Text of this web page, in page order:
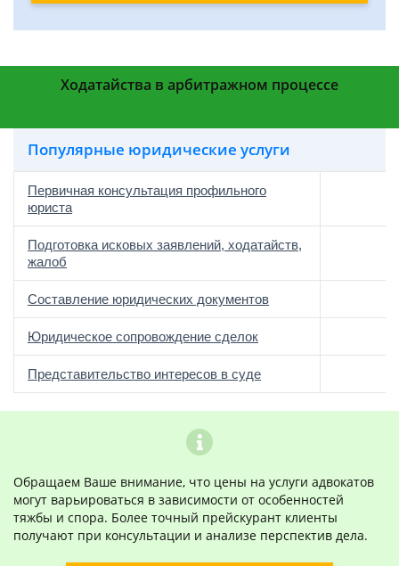
Ходатайства в арбитражном процессе
Популярные юридические услуги
Первичная консультация профильного
юриста
Подготовка исковых заявлений, ходатайств,
жалоб
Составление юридических документов
Юридическое сопровождение сделок
Представительство интересов в суде
Обращаем Ваше внимание, что цены на услуги адвокатов
могут варьироваться в зависимости от особенностей
тяжбы и спора. Более точный прейскурант клиенты
получают при консультации и анализе перспектив дела.